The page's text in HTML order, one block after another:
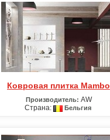
Ковровая плитка Mambo
Производитель: AW
Страна:
Бельгия